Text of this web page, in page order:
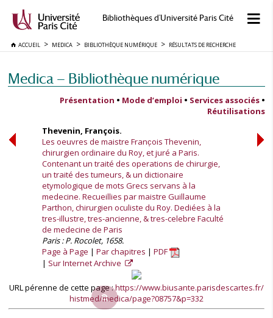
Bibliothèques d'Université Paris Cité
ACCUEIL MEDICA BIBLIOTHÈQUE NUMÉRIQUE RÉSULTATS DE RECHERCHE
Medica — Bibliothèque numérique
Présentation • Mode d’emploi • Services associés •
Réutilisations
Thevenin, François.
Les oeuvres de maistre Franc̦ois Thevenin,
chirurgien ordinaire du Roy, et juré a Paris.
Contenant un traité des operations de chirurgie,
un traité des tumeurs, & un dictionaire
etymologique de mots Grecs servans à la
medecine. Recueillies par maistre Guillaume
Parthon, chirurgien oculiste du Roy. Dediées à la
tres-illustre, tres-ancienne, & tres-celebre Faculté
de medecine de Paris
Paris : P. Rocolet, 1658.
Page à Page
Par chapitres
PDF
Sur Internet Archive
URL pérenne de cette page :https://www.biusante.parisdescartes.fr/
histmed/medica/page?08757&p=332